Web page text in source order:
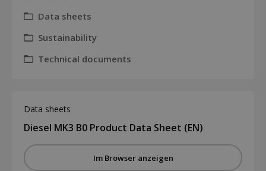
Data sheets
Sustainability
Technical documents
Data sheets
Diesel MK3 B0 Product Data Sheet (EN)
Im Browser anzeigen